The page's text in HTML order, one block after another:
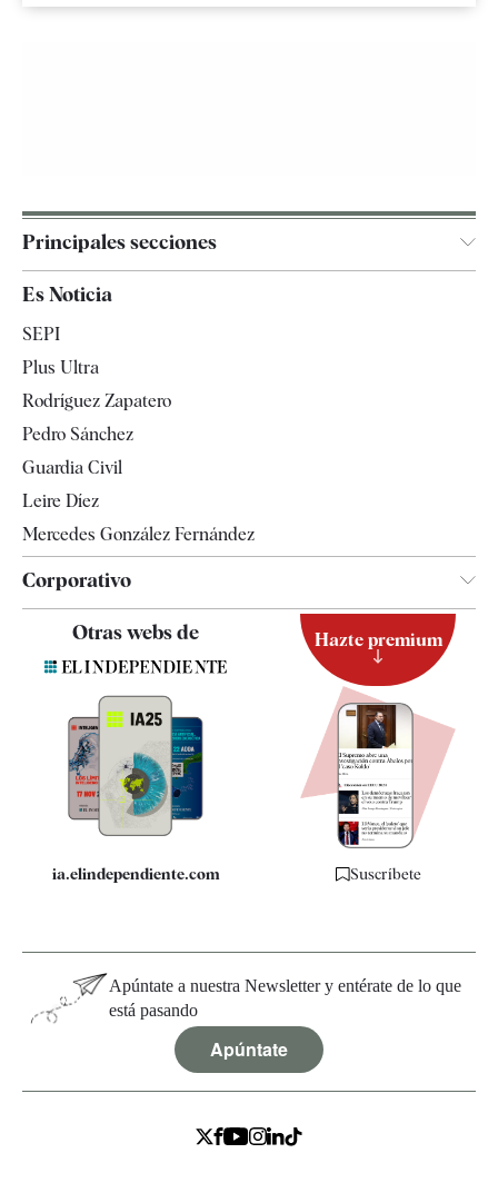
Principales secciones
España
Televisión
Es Noticia
SEPI
Plus Ultra
Rodríguez Zapatero
Pedro Sánchez
Guardia Civil
Leire Díez
Mercedes González Fernández
Corporativo
Contacto
Quiénes somos
Especificaciones
Otras webs de
ia.elindependiente.com
Hazte premium
Suscríbete
Apúntate a nuestra Newsletter y entérate de lo que
está pasando
Apúntate